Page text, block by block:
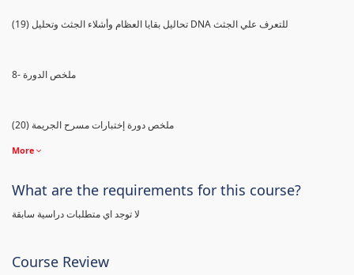
(19) تحاليل بقايا العظام وأشلاء الجثث وتحليل DNA للتعرف علي الجثث
8- ملخص الدورة
(20) ملخص دورة إختبارات مسرح الجريمة
More
What are the requirements for this course?
لا توجد اي متطلبات دراسية سابقة
Course Review